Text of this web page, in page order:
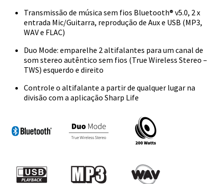
Transmissão de música sem fios Bluetooth® v5.0, 2 x
entrada Mic/Guitarra, reprodução de Aux e USB (MP3,
WAV e FLAC)
Duo Mode: emparelhe 2 altifalantes para um canal de
som stereo autêntico sem fios (True Wireless Stereo –
TWS) esquerdo e direito
Controle o altifalante a partir de qualquer lugar na
divisão com a aplicação Sharp Life